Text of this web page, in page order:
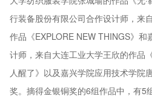
行装备股份有限公司合作设计师，来
作品《EXPLORE NEW THINGS》
计师，来自大连工业大学王欣的作品
人醒了》以及嘉兴学院应用技术学院
奖。摘得金银铜奖的6组作品中，有5